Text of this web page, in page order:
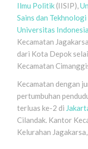
Ilmu Politik(IISIP),
Sains dan
Universitas Indonesia
Kecamatan
dari Kota Depok
Kecamatan
Kecamatan dengan
pertumbuhan
terluas ke-2 di
Cilandak. Kantor
Kelurahan